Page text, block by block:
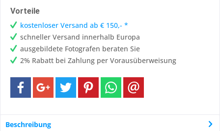
Vorteile
kostenloser Versand ab € 150,- *
schneller Versand innerhalb Europa
ausgebildete Fotografen beraten Sie
2% Rabatt bei Zahlung per Vorausüberweisung
Beschreibung